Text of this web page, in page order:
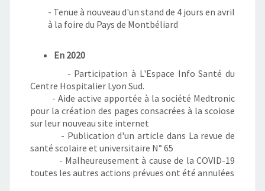
- Tenue à nouveau d'un stand de 4 jours en avril
à la foire du Pays de Montbéliard
En 2020
- Participation à L'Espace Info Santé du
Centre Hospitalier Lyon Sud.
- Aide active apportée à la société Medtronic
pour la création des pages consacrées à la scoiose
sur leur nouveau site internet
- Publication d'un article dans La revue de
santé scolaire et universitaire N° 65
- Malheureusement à cause de la COVID-19
toutes les autres actions prévues ont été annulées